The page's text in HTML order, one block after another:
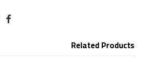
Related Products